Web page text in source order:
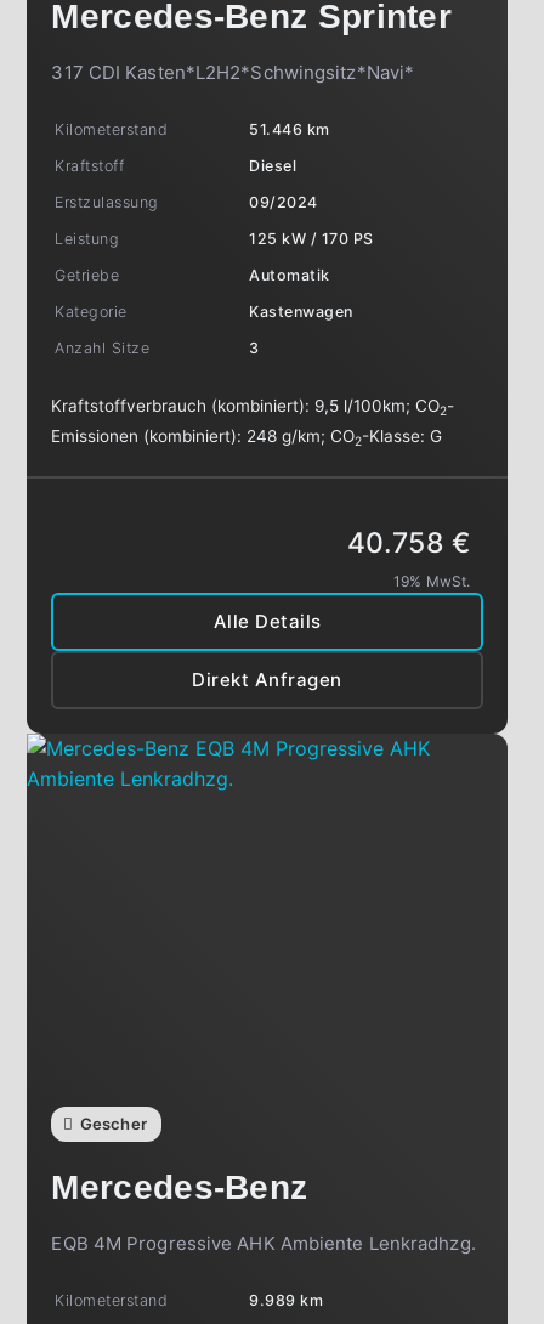
Mercedes-Benz Sprinter
317 CDI Kasten*L2H2*Schwingsitz*Navi*
Kilometerstand
51.446 km
Kraftstoff
Diesel
Erstzulassung
09/2024
Leistung
125 kW / 170 PS
Getriebe
Automatik
Kategorie
Kastenwagen
Anzahl Sitze
3
Kraftstoffverbrauch (kombiniert): 9,5 l/100km;CO2-
Emissionen (kombiniert): 248 g/km;CO2-Klasse:G
Alle Details
Direkt Anfragen
40.758 €
19% MwSt.
Gescher
Mercedes-Benz
EQB 4M Progressive AHK Ambiente Lenkradhzg.
Kilometerstand
9.989 km